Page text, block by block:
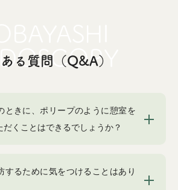
る質問（Q&A）
ときに、ポリープのように憩室を
だくことはできるでしょうか？
するために気をつけることはあり